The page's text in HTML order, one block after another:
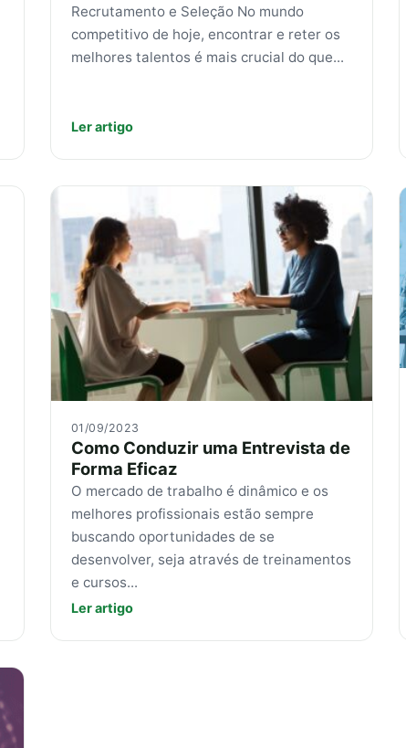
Recrutamento e Seleção No mundo
competitivo de hoje, encontrar e reter os
melhores talentos é mais crucial do que...
Ler artigo
01/09/2023
Como Conduzir uma Entrevista de
Forma Eficaz
O mercado de trabalho é dinâmico e os
melhores profissionais estão sempre
buscando oportunidades de se
desenvolver, seja através de treinamentos
e cursos...
Ler artigo